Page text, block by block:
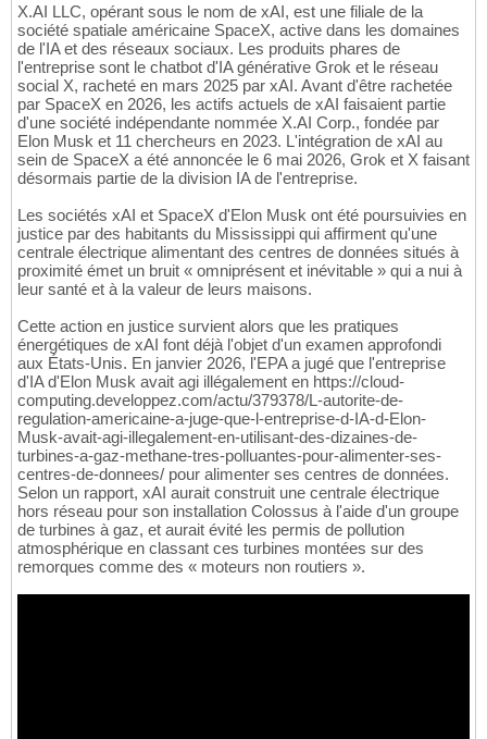
X.AI LLC, opérant sous le nom de xAI, est une filiale de la
société spatiale américaine SpaceX, active dans les domaines
de l'IA et des réseaux sociaux. Les produits phares de
l'entreprise sont le chatbot d'IA générative Grok et le réseau
social X, racheté en mars 2025 par xAI. Avant d'être rachetée
par SpaceX en 2026, les actifs actuels de xAI faisaient partie
d'une société indépendante nommée X.AI Corp., fondée par
Elon Musk et 11 chercheurs en 2023. L'intégration de xAI au
sein de SpaceX a été annoncée le 6 mai 2026, Grok et X faisant
désormais partie de la division IA de l'entreprise.
Les sociétés xAI et SpaceX d'Elon Musk ont été poursuivies en
justice par des habitants du Mississippi qui affirment qu'une
centrale électrique alimentant des centres de données situés à
proximité émet un bruit « omniprésent et inévitable » qui a nui à
leur santé et à la valeur de leurs maisons.
Cette action en justice survient alors que les pratiques
énergétiques de xAI font déjà l'objet d'un examen approfondi
aux États-Unis. En janvier 2026, l'EPA a jugé que l'entreprise
d'IA d'Elon Musk avait agi illégalement en https://cloud-
computing.developpez.com/actu/379378/L-autorite-de-
regulation-americaine-a-juge-que-l-entreprise-d-IA-d-Elon-
Musk-avait-agi-illegalement-en-utilisant-des-dizaines-de-
turbines-a-gaz-methane-tres-polluantes-pour-alimenter-ses-
centres-de-donnees/ pour alimenter ses centres de données.
Selon un rapport, xAI aurait construit une centrale électrique
hors réseau pour son installation Colossus à l'aide d'un groupe
de turbines à gaz, et aurait évité les permis de pollution
atmosphérique en classant ces turbines montées sur des
remorques comme des « moteurs non routiers ».